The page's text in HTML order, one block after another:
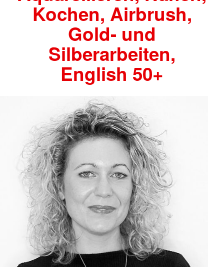
Kochen, Airbrush,
Gold- und
Silberarbeiten,
English 50+